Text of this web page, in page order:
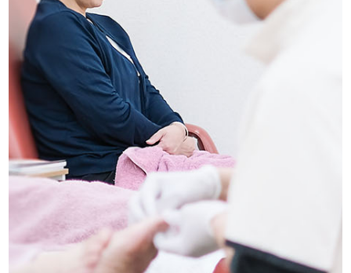
稲毛店アクセス・ご予約
船橋店アクセス・ご予約
求人情報
お問い合わせ
プライバシーポリシー